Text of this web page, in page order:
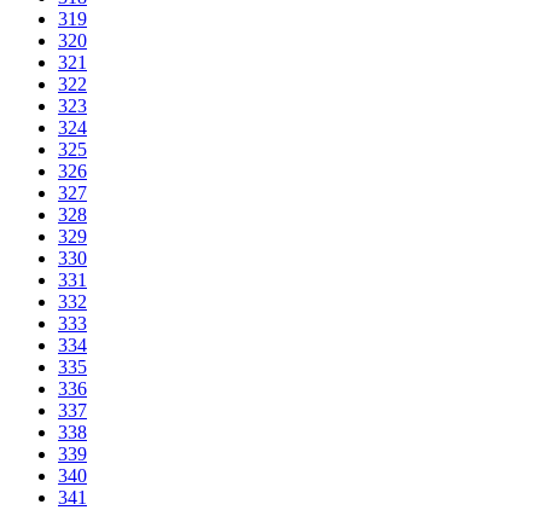
319
320
321
322
323
324
325
326
327
328
329
330
331
332
333
334
335
336
337
338
339
340
341